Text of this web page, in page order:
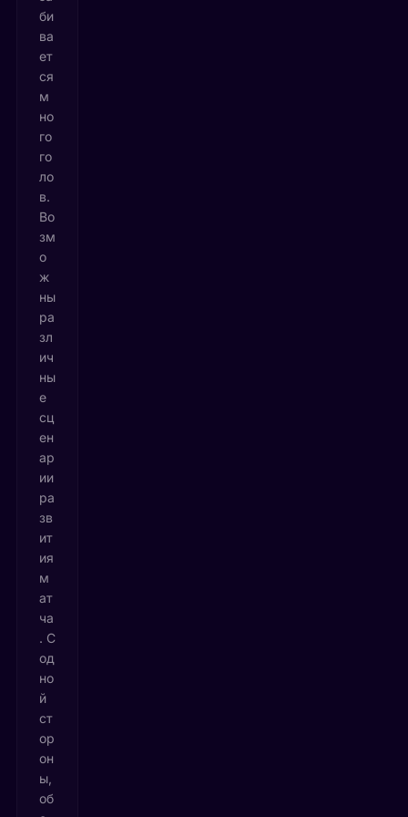
би
ва
ет
ся
м
но
го
го
ло
в.
Во
зм
о
ж
ны
ра
зл
ич
ны
е
сц
ен
ар
ии
ра
зв
ит
ия
м
ат
ча
. С
од
но
й
ст
ор
он
ы,
об